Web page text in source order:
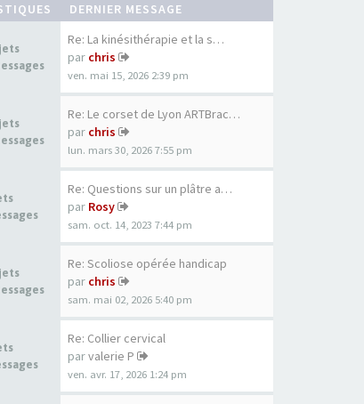
DERNIER MESSAGE
Re: La kinésithérapie et la s…
par chris
ven. mai 15, 2026 2:39 pm
Re: Le corset de Lyon ARTBrac…
par chris
lun. mars 30, 2026 7:55 pm
Re: Questions sur un plâtre a…
par Rosy
sam. oct. 14, 2023 7:44 pm
Re: Scoliose opérée handicap
par chris
sam. mai 02, 2026 5:40 pm
Re: Collier cervical
parvalerie P
ven. avr. 17, 2026 1:24 pm